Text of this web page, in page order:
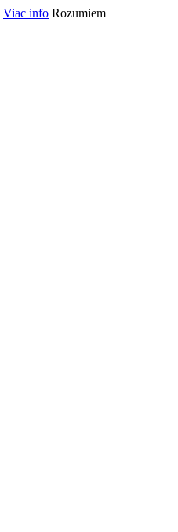
Viac info Rozumiem